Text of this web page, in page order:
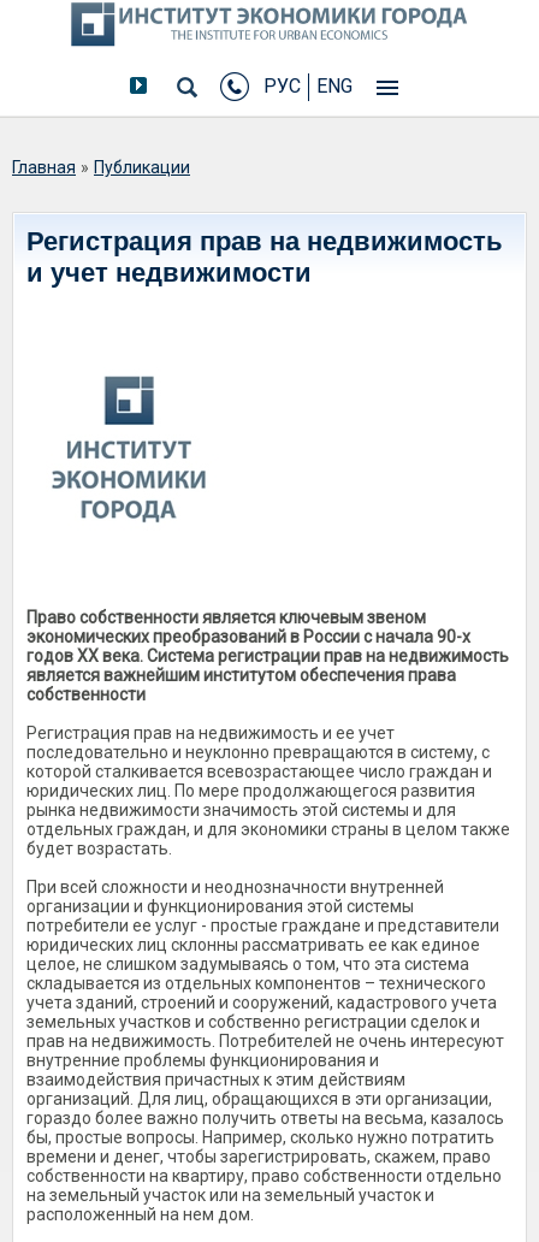
РУС ENG
Вы здесь
Главная » Публикации
Регистрация прав на недвижимость
и учет недвижимости
Право собственности является ключевым звеном
экономических преобразований в России с начала 90-х
годов XX века. Система регистрации прав на недвижимость
является важнейшим институтом обеспечения права
собственности
Регистрация прав на недвижимость и ее учет
последовательно и неуклонно превращаются в систему, с
которой сталкивается всевозрастающее число граждан и
юридических лиц. По мере продолжающегося развития
рынка недвижимости значимость этой системы и для
отдельных граждан, и для экономики страны в целом также
будет возрастать.
При всей сложности и неоднозначности внутренней
организации и функционирования этой системы
потребители ее услуг - простые граждане и представители
юридических лиц склонны рассматривать ее как единое
целое, не слишком задумываясь о том, что эта система
складывается из отдельных компонентов – технического
учета зданий, строений и сооружений, кадастрового учета
земельных участков и собственно регистрации сделок и
прав на недвижимость. Потребителей не очень интересуют
внутренние проблемы функционирования и
взаимодействия причастных к этим действиям
организаций. Для лиц, обращающихся в эти организации,
гораздо более важно получить ответы на весьма, казалось
бы, простые вопросы. Например, сколько нужно потратить
времени и денег, чтобы зарегистрировать, скажем, право
собственности на квартиру, право собственности отдельно
на земельный участок или на земельный участок и
расположенный на нем дом.